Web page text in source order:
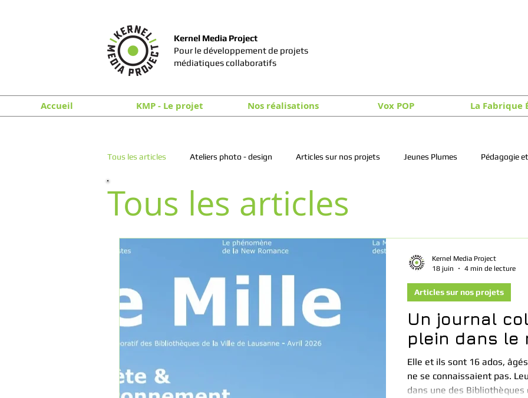
Kernel Media Project
Pour le développement de projets
médiatiques collaboratifs
Accueil KMP - Le projet Nos réalisations Vox POP La Fabrique
Tous les articles Ateliers photo - design Articles sur nos projets Jeunes Plumes Pédagogie
Tous les articles
Un journal
plein dans le
Elle et ils sont 16 ados,
ne se connaissaient pas. Leur
dans une des
Articles sur nos projets
Kernel Media Project
18 juin
4 min de lecture